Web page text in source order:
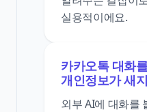
실용적이에요.
카카오톡 대화
개인정보가 새
외부 AI에 대화를